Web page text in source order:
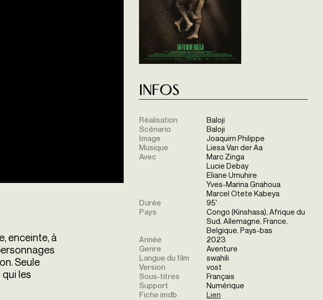
enceinte, à
Seule
les
Infos
Réalisation
Baloji
Scénario
Baloji
Image
Joaquim Philippe
Musique
Liesa Van der Aa
Avec
Marc Zinga
Lucie Debay
Eliane Umuhire
Yves-Marina Gnahoua
Marcel Otete Kabeya
Durée
95'
Pays
Congo (Kinshasa), Afrique du
Sud, Allemagne, France,
Belgique, Pays-bas
Année
2023
Genre
Aventure
Langue du film
swahili
Version
vost
Sous-titres
Français
Support
Numérique
Fiche imdb
Lien